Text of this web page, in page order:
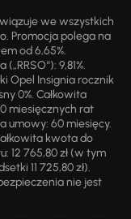
we wszystkich
Promocja polega na
od 6,65%.
9,81%.
Opel Insignia rocznik
0%. Całkowita
miesięcznych rat
umowy: 60 miesięcy.
kwota do
12 765,80 zł (w tym
11 725,80 zł).
nie jest